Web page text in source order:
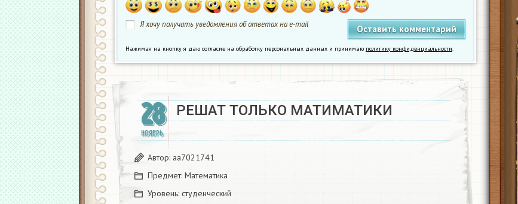
Я хочу получать уведомления об ответах на e-mail
Нажимая на кнопку я даю согласие на обработку персональных данных и принимаю политику конфиденциальности.
28
НОЯБРЬ
РЕШАТ ТОЛЬКО МАТИМАТИКИ ​
Автор: aa7021741
Предмет: Математика
Уровень: студенческий